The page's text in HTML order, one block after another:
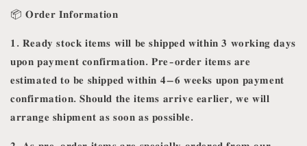
📦 𝐎𝐫𝐝𝐞𝐫 𝐈𝐧𝐟𝐨𝐫𝐦𝐚𝐭𝐢𝐨𝐧
𝟏. 𝐑𝐞𝐚𝐝𝐲 𝐬𝐭𝐨𝐜𝐤 𝐢𝐭𝐞𝐦𝐬 𝐰𝐢𝐥𝐥 𝐛𝐞 𝐬𝐡𝐢𝐩𝐩𝐞𝐝 𝐰𝐢𝐭𝐡𝐢𝐧 𝟑 𝐰𝐨𝐫𝐤𝐢𝐧𝐠 𝐝𝐚𝐲𝐬
𝐮𝐩𝐨𝐧 𝐩𝐚𝐲𝐦𝐞𝐧𝐭 𝐜𝐨𝐧𝐟𝐢𝐫𝐦𝐚𝐭𝐢𝐨𝐧. 𝐏𝐫𝐞-𝐨𝐫𝐝𝐞𝐫 𝐢𝐭𝐞𝐦𝐬 𝐚𝐫𝐞
𝐞𝐬𝐭𝐢𝐦𝐚𝐭𝐞𝐝 𝐭𝐨 𝐛𝐞 𝐬𝐡𝐢𝐩𝐩𝐞𝐝 𝐰𝐢𝐭𝐡𝐢𝐧 𝟒–𝟔 𝐰𝐞𝐞𝐤𝐬 𝐮𝐩𝐨𝐧 𝐩𝐚𝐲𝐦𝐞𝐧𝐭
𝐜𝐨𝐧𝐟𝐢𝐫𝐦𝐚𝐭𝐢𝐨𝐧. 𝐒𝐡𝐨𝐮𝐥𝐝 𝐭𝐡𝐞 𝐢𝐭𝐞𝐦𝐬 𝐚𝐫𝐫𝐢𝐯𝐞 𝐞𝐚𝐫𝐥𝐢𝐞𝐫, 𝐰𝐞 𝐰𝐢𝐥𝐥
𝐚𝐫𝐫𝐚𝐧𝐠𝐞 𝐬𝐡𝐢𝐩𝐦𝐞𝐧𝐭 𝐚𝐬 𝐬𝐨𝐨𝐧 𝐚𝐬 𝐩𝐨𝐬𝐬𝐢𝐛𝐥𝐞.